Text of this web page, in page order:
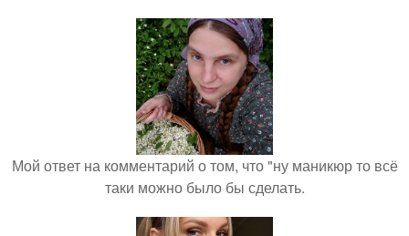
Мой ответ на комментарий о том, что "ну маникюр то всё
таки можно было бы сделать.